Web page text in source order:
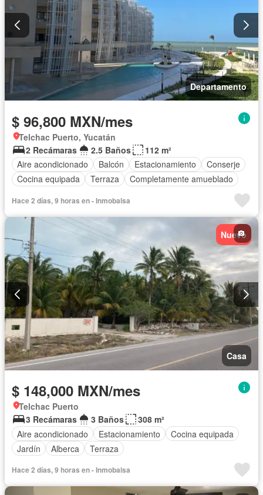
Departamento
$ 96,800 MXN/mes
Telchac Puerto, Yucatán
2 Recámaras
2.5 Baños
112 m²
Aire acondicionado
Balcón Estacionamiento
Conserje
Cocina equipada
Terraza Completamente amueblado
Hace 2 días, 9 horas en - Inmobalsa
Nuevo
Casa
$ 148,000 MXN/mes
Telchac Puerto
3 Recámaras
3 Baños
308 m²
Aire acondicionado
Estacionamiento
Cocina equipada
Jardín
Alberca Terraza
Hace 2 días, 9 horas en - Inmobalsa